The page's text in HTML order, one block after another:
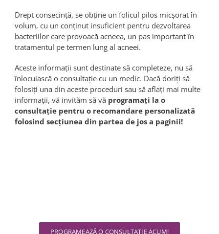
Drept consecință, se obține un folicul pilos micșorat în
volum, cu un conținut insuficient pentru dezvoltarea
bacteriilor care provoacă acneea, un pas important în
tratamentul pe termen lung al acneei.
Aceste informaţii sunt destinate să completeze, nu să
înlocuiască o consultație cu un medic. Dacă doriţi să
folosiţi una din aceste proceduri sau să aflaţi mai multe
informaţii, vă invităm să vă programaţi la o
consultaţie pentru o recomandare personalizată
folosind secțiunea din partea de jos a paginii!
PROGRAMEAZĂ O CONSULTAȚIE ACUM!